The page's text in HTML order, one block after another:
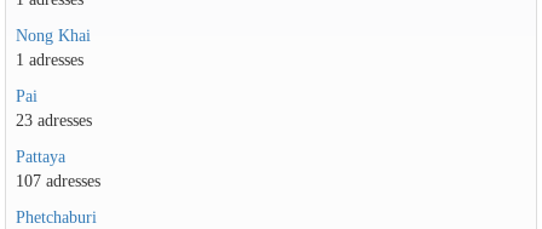
Nong Khai
1 adresses
Pai
23 adresses
Pattaya
107 adresses
Phetchaburi